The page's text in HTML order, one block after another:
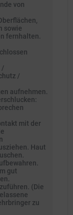
von
sowie
fernhalten.
/
/
aufnehmen.
mit der
Haut
gut
(Die
zu